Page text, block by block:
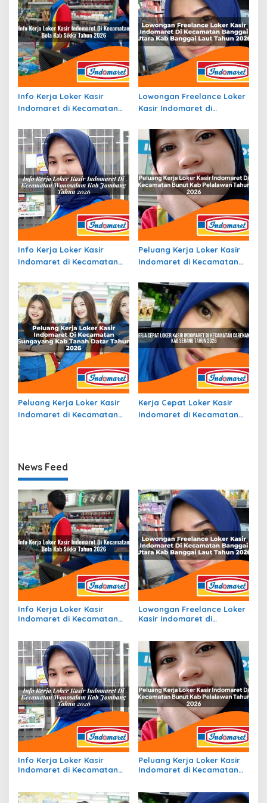
Info Kerja Loker Kasir
Indomaret di Kecamatan
Lowongan Freelance Loker
Kasir Indomaret di
Kab. Banggai Laut Tahun
2026
Info Kerja Loker Kasir
Indomaret di Kecamatan
Tahun 2026
Peluang Kerja Loker Kasir
Indomaret di Kecamatan
Tahun 2026
Peluang Kerja Loker Kasir
Indomaret di Kecamatan
Kerja Cepat Loker Kasir
Indomaret di Kecamatan
News Feed
Info Kerja Loker Kasir
Indomaret di Kecamatan
Lowongan Freelance Loker
Kasir Indomaret di
2026
Info Kerja Loker Kasir
Indomaret di Kecamatan
Peluang Kerja Loker Kasir
Indomaret di Kecamatan